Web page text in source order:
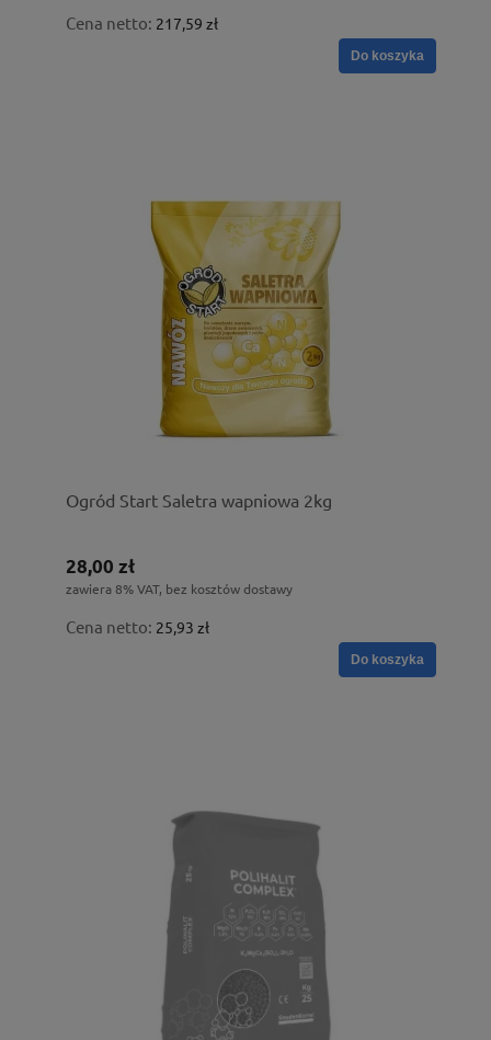
Cena netto: 217,59 zł
Do koszyka
Ogród Start Saletra wapniowa 2kg
28,00 zł
zawiera 8% VAT, bez kosztów dostawy
Cena netto: 25,93 zł
Do koszyka